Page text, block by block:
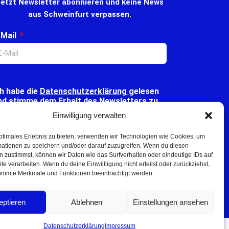
Einwilligung verwalten
Erlebnis zu bieten, verwenden wir Technologien wie Cookies, um
zu speichern und/oder darauf zuzugreifen. Wenn du diesen
zustimmst, können wir Daten wie das Surfverhalten oder eindeutige IDs auf
verarbeiten. Wenn du deine Einwillligung nicht erteilst oder zurückziehst,
Merkmale und Funktionen beeinträchtigt werden.
Ablehnen Einstellungen ansehen
Datenschutzerklärung Impressum
Newsletter abonnieren und keine News
aus Schweinfurt verpassen.
habe die Datenschutzerklärung gelesen
stimme dem Erhalt des Newsletters zu.
Klicke hier, um Marketing-Cookies zu akzeptieren
und diesen Inhalt zu aktivieren